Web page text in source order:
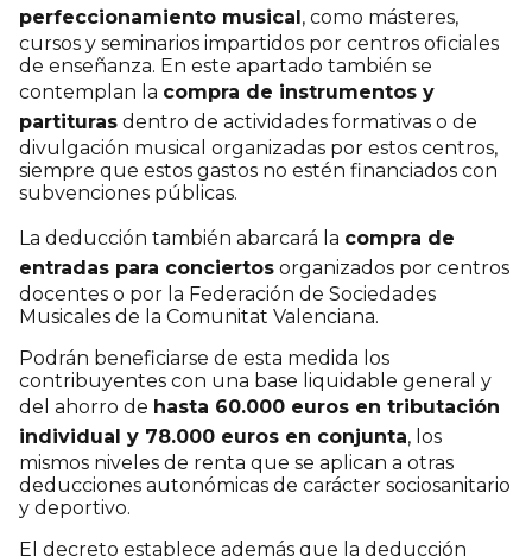
perfeccionamiento musical, como másteres,
cursos y seminarios impartidos por centros oficiales
de enseñanza. En este apartado también se
contemplan la compra de instrumentos y
partituras dentro de actividades formativas o de
divulgación musical organizadas por estos centros,
siempre que estos gastos no estén financiados con
subvenciones públicas.
La deducción también abarcará la compra de
entradas para conciertos organizados por centros
docentes o por la Federación de Sociedades
Musicales de la Comunitat Valenciana.
Podrán beneficiarse de esta medida los
contribuyentes con una base liquidable general y
del ahorro de hasta 60.000 euros en tributación
individual y 78.000 euros en conjunta, los
mismos niveles de renta que se aplican a otras
deducciones autonómicas de carácter sociosanitario
y deportivo.
El decreto establece además que la deducción